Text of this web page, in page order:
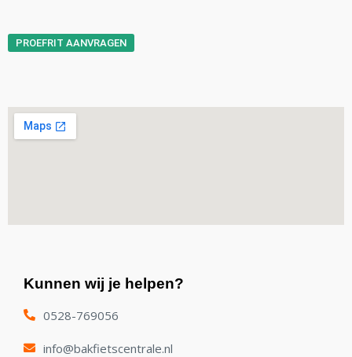
PROEFRIT AANVRAGEN
Kunnen wij je helpen?
0528-769056
info@bakfietscentrale.nl